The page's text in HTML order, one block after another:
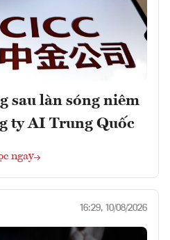
sau làn sóng niêm
ty AI Trung Quốc
ngay
16:29, 10/08/2026